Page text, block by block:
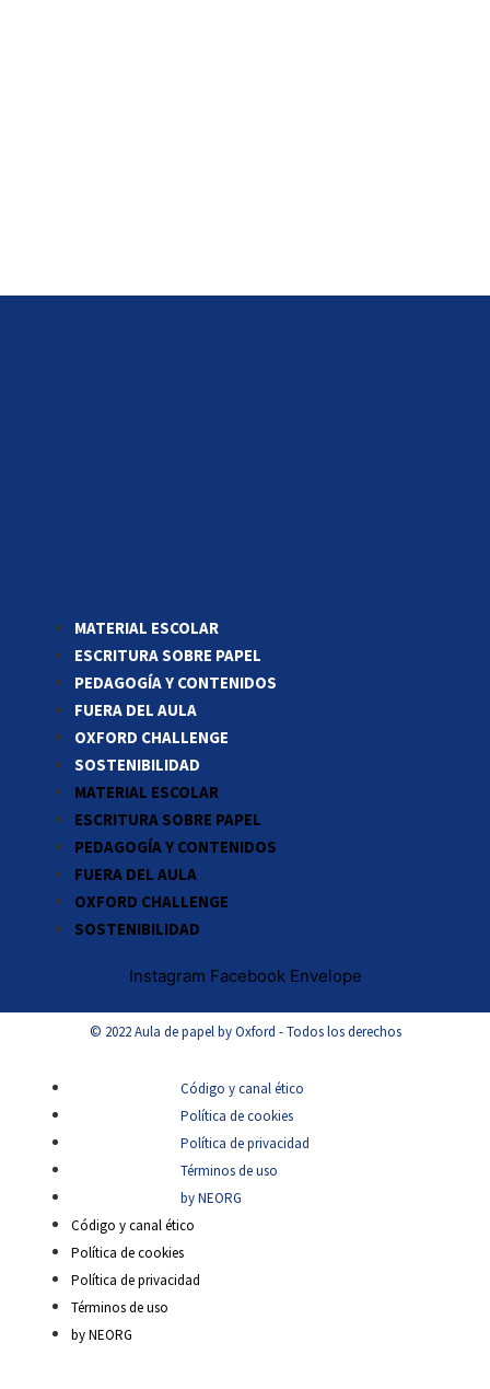
MATERIAL ESCOLAR
ESCRITURA SOBRE PAPEL
PEDAGOGÍA Y CONTENIDOS
FUERA DEL AULA
OXFORD CHALLENGE
SOSTENIBILIDAD
MATERIAL ESCOLAR
ESCRITURA SOBRE PAPEL
PEDAGOGÍA Y CONTENIDOS
FUERA DEL AULA
OXFORD CHALLENGE
SOSTENIBILIDAD
Instagram Facebook Envelope
© 2022 Aula de papel by Oxford - Todos los derechos
Código y canal ético
Política de cookies
Política de privacidad
Términos de uso
by NEORG
Código y canal ético
Política de cookies
Política de privacidad
Términos de uso
by NEORG